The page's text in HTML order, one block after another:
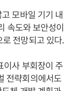
모바일 기기 내
속도와 보안성이
전망되고 있다.
이사 부회장이 주
전략회의에서도